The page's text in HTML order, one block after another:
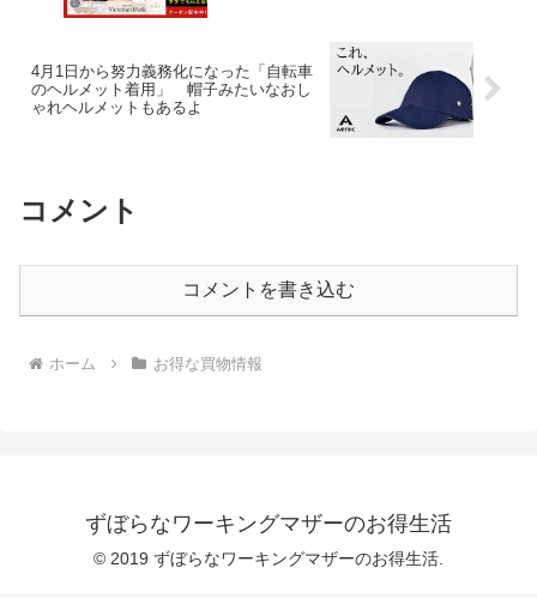
4月1日から努力義務化になった「自転車
のヘルメット着用」 帽子みたいなおし
ゃれヘルメットもあるよ
コメント
コメントを書き込む
ホーム お得な買物情報
ずぼらなワーキングマザーのお得生活
© 2019 ずぼらなワーキングマザーのお得生活.